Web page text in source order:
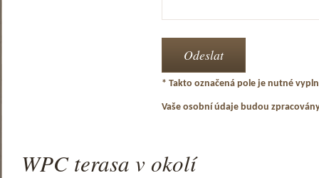
* Takto označená pole je nutné
Vaše osobní údaje budou
WPC terasa v okolí